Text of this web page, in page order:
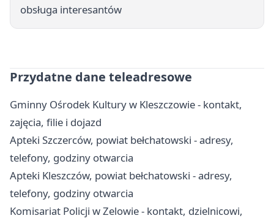
obsługa interesantów
Przydatne dane teleadresowe
Gminny Ośrodek Kultury w Kleszczowie - kontakt,
zajęcia, filie i dojazd
Apteki Szczerców, powiat bełchatowski - adresy,
telefony, godziny otwarcia
Apteki Kleszczów, powiat bełchatowski - adresy,
telefony, godziny otwarcia
Komisariat Policji w Zelowie - kontakt, dzielnicowi,